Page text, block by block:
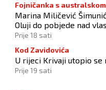
Fojničanka s
Marina Miličević
Oluji do pobjede nad
Prije 18 sati
Kod Zavidovića
U rijeci Krivaji utopio se
Prije 19 sati